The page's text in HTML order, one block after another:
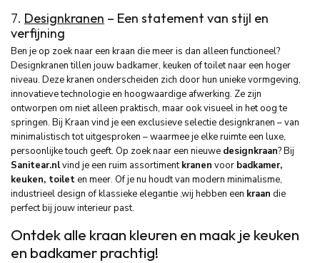
7. Designkranen – Een statement van stijl en
verfijning
Ben je op zoek naar een kraan die meer is dan alleen functioneel?
Designkranen tillen jouw badkamer, keuken of toilet naar een hoger
niveau. Deze kranen onderscheiden zich door hun unieke vormgeving,
innovatieve technologie en hoogwaardige afwerking. Ze zijn
ontworpen om niet alleen praktisch, maar ook visueel in het oog te
springen. Bij Kraan vind je een exclusieve selectie designkranen – van
minimalistisch tot uitgesproken – waarmee je elke ruimte een luxe,
persoonlijke touch geeft. Op zoek naar een nieuwe designkraan? Bij
Sanitear.nlvind je een ruim assortimentkranen voor badkamer,
keuken, toileten meer. Of je nu houdt van modern minimalisme,
industrieel design of klassieke elegantie ,wij hebben een kraan die
perfect bij jouw interieur past.
Ontdek alle kraan kleuren en maak je keuken
en badkamer prachtig!